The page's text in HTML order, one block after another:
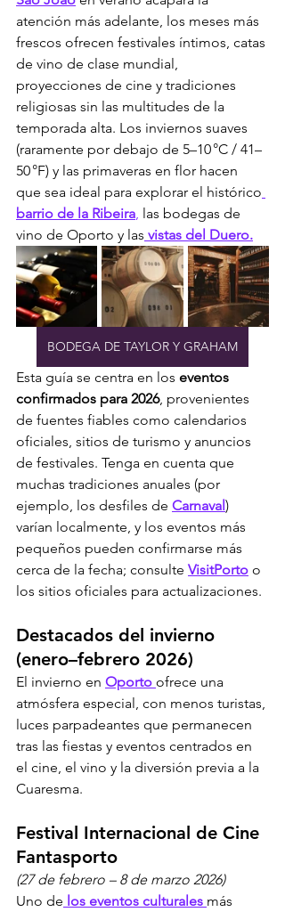
atención más adelante, los meses más
frescos ofrecen festivales íntimos, catas
de vino de clase mundial,
proyecciones de cine y tradiciones
religiosas sin las multitudes de la
temporada alta. Los inviernos suaves
(raramente por debajo de 5–10 °C / 41–
50 °F) y las primaveras en flor hacen
que sea ideal para explorar el histórico
barrio de la Ribeira las bodegas de
vino de Oporto y las vistas del Duero.
BODEGA DE TAYLOR Y GRAHAM
Esta guía se centra en los eventos
confirmados para 2026, provenientes
de fuentes fiables como calendarios
oficiales, sitios de turismo y anuncios
de festivales. Tenga en cuenta que
muchas tradiciones anuales (por
ejemplo, los desfiles de Carnaval)
varían localmente, y los eventos más
pequeños pueden confirmarse más
cerca de la fecha; consulte VisitPorto o
los sitios oficiales para actualizaciones.
Destacados del invierno
(enero–febrero 2026)
El invierno en Oporto ofrece una
atmósfera especial, con menos turistas,
luces parpadeantes que permanecen
tras las fiestas y eventos centrados en
el cine, el vino y la diversión previa a la
Cuaresma.
Festival Internacional de Cine
Fantasporto
(27 de febrero – 8 de marzo 2026)
Uno de los eventos culturales más